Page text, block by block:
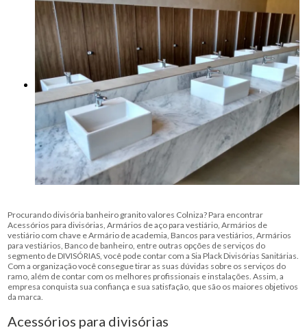
Procurando divisória banheiro granito valores Colniza? Para encontrar
Acessórios para divisórias, Armários de aço para vestiário, Armários de
vestiário com chave e Armário de academia, Bancos para vestiários, Armários
para vestiários, Banco de banheiro, entre outras opções de serviços do
segmento de DIVISÓRIAS, você pode contar com a Sia Plack Divisórias Sanitárias.
Com a organização você consegue tirar as suas dúvidas sobre os serviços do
ramo, além de contar com os melhores profissionais e instalações. Assim, a
empresa conquista sua confiança e sua satisfação, que são os maiores objetivos
da marca.
Acessórios para divisórias